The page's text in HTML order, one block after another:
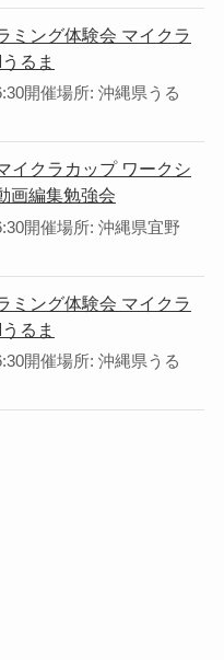
ミング体験会 マイクラ
るま
開催場所: 沖縄県うる
イクラカップ ワークシ
画編集勉強会
開催場所: 沖縄県宜野
ミング体験会 マイクラ
るま
開催場所: 沖縄県うる